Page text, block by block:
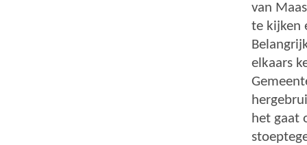
van
te kijken
elkaars
het gaat